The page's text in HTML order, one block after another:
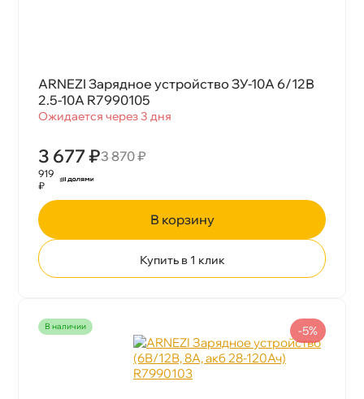
ARNEZI Зарядное устройство ЗУ-10А 6/12
2.5-10А R7990105
Ожидается через 3 дня
3 677 ₽3 870 ₽
919
₽
корзину
Купить в 1 клик
наличии -5%